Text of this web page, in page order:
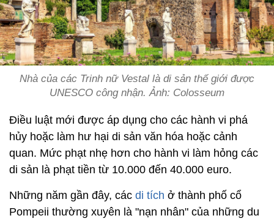
Nhà của các Trinh nữ Vestal là di sản thế giới được
UNESCO công nhận. Ảnh: Colosseum
Điều luật mới được áp dụng cho các hành vi phá
hủy hoặc làm hư hại di sản văn hóa hoặc cảnh
quan. Mức phạt nhẹ hơn cho hành vi làm hỏng các
di sản là phạt tiền từ 10.000 đến 40.000 euro.
Những năm gần đây, các di tích ở thành phố cổ
Pompeii thường xuyên là "nạn nhân" của những du